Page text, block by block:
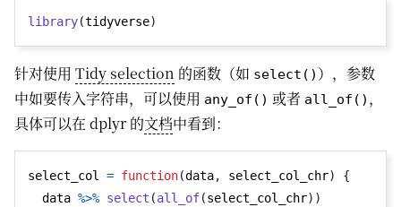
library(tidyverse)
针对使用 Tidy selection 的函数（如 select() ），参数
中如要传入字符串，可以使用 any_of() 或者 all_of() ，
具体可以在 dplyr 的文档中看到：
select_col = function(data, select_col_chr)
{
  data
%>% select (all_of(select_col_chr))